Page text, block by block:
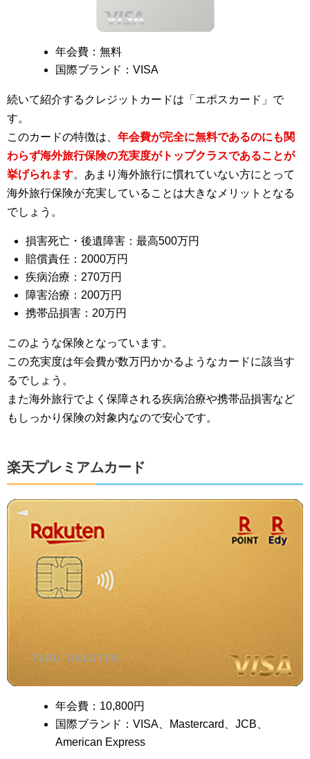
年会費：無料
国際ブランド：VISA
続いて紹介するクレジットカードは「エポスカード」で
す。
このカードの特徴は、 年会費が完全に無料であるのにも関
わらず海外旅行保険の充実度がトップクラスであることが
挙げられます。あまり海外旅行に慣れていない方にとって
海外旅行保険が充実していることは大きなメリットとなる
でしょう。
損害死亡・後遺障害：最高500万円
賠償責任：2000万円
疾病治療：270万円
障害治療：200万円
携帯品損害：20万円
このような保険となっています。
この充実度は年会費が数万円かかるようなカードに該当す
るでしょう。
また海外旅行でよく保障される疾病治療や携帯品損害など
もしっかり保険の対象内なので安心です。
楽天プレミアムカード
年会費：10,800円
国際ブランド：VISA、Mastercard、JCB、
American Express